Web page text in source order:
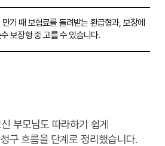
만기 때 보험료를 돌려받는 환급형과, 보장에
보장형 중 고를 수 있습니다.
부모님도 따라하기 쉽게
구 흐름을 단계로 정리했습니다.